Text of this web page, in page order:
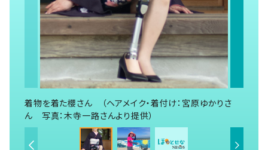
着物を着た櫻さん （ヘアメイク・着付け：宮原ゆかりさ
ん 写真：木寺一路さんより提供）